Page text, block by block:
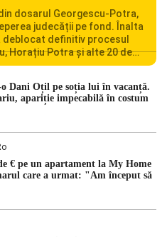
dosarul Georgescu-Potra,
judecății pe fond. Înalta
definitiv procesul
Horațiu Potra și alte 20 de
îndreptate împotriva
din camera preliminară,
au […]
Dani Oțil pe soția lui în vacanță.
apariție impecabilă în costum
€ pe un apartament la My Home
care a urmat: "Am început să